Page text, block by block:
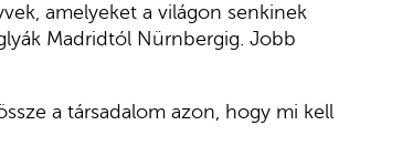
amelyeket a világon senkinek
Madridtól Nürnbergig. Jobb
a társadalom azon, hogy mi kell